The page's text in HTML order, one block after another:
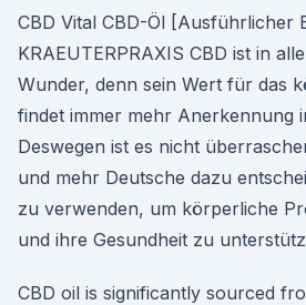
CBD Vital CBD-Öl [Ausführlicher
KRAEUTERPRAXIS CBD ist in
Wunder, denn sein Wert für das
findet immer mehr Anerkennung
Deswegen ist es nicht
und mehr Deutsche dazu
zu verwenden, um körperliche
und ihre Gesundheit zu
CBD oil is significantly sourced